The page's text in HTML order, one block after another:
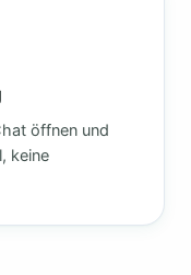
öffnen und
keine